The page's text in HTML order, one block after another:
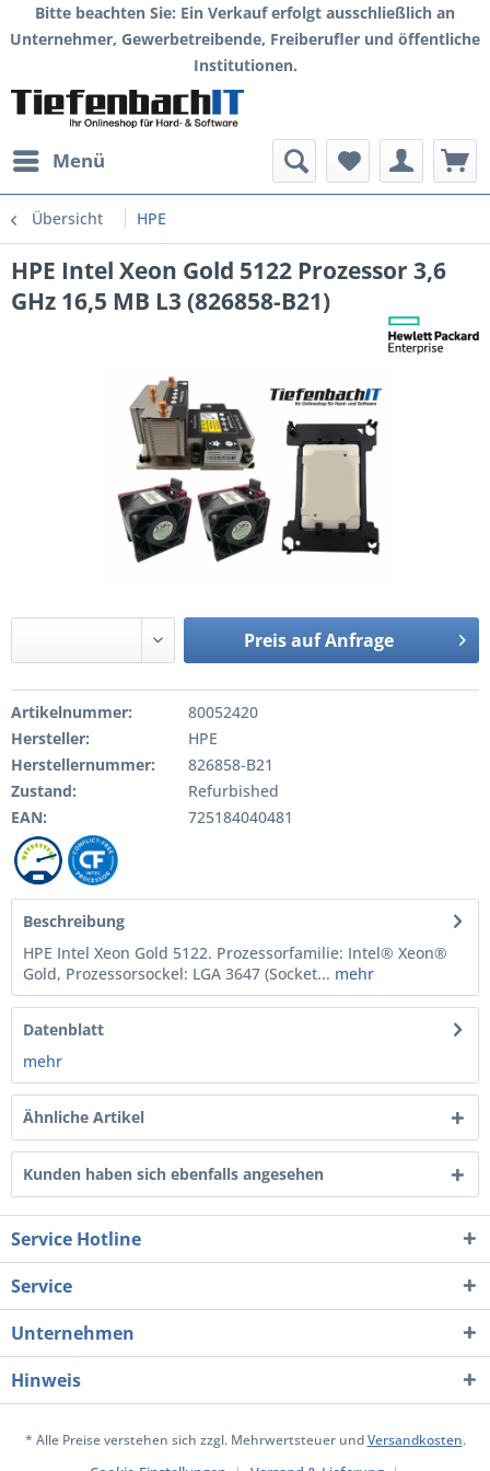
Bitte beachten Sie: Ein Verkauf erfolgt ausschließlich an
Unternehmer, Gewerbetreibende, Freiberufler und öffentliche
Institutionen.
Menü
Übersicht HPE
HPE Intel Xeon Gold 5122 Prozessor 3,6
GHz 16,5 MB L3 (826858-B21)
Preis auf Anfrage
Artikelnummer:
80052420
Hersteller:
HPE
Herstellernummer:
826858-B21
Zustand:
Refurbished
EAN:
725184040481
Beschreibung
HPE Intel Xeon Gold 5122. Prozessorfamilie: Intel® Xeon®
Gold, Prozessorsockel: LGA 3647 (Socket... mehr
Datenblatt
mehr
Ähnliche Artikel
Kunden haben sich ebenfalls angesehen
Service Hotline
Service
Unternehmen
Hinweis
* Alle Preise verstehen sich zzgl. Mehrwertsteuer undVersandkosten.